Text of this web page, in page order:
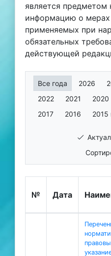
является предметом
информацию о мерах
применяемых при
обязательных
действующей
Все года 2026
2022
2021 2020
2017
2016 2015
№ Дата